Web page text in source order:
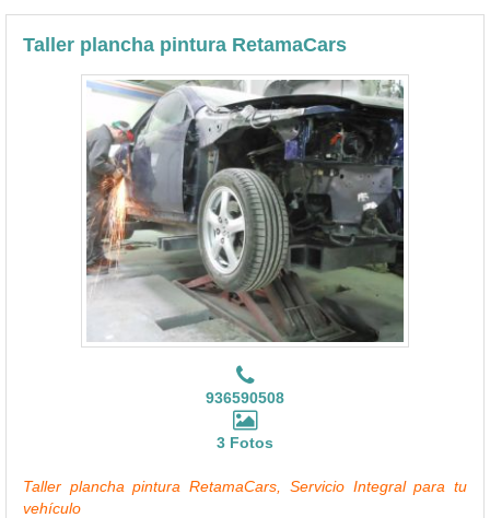
Taller plancha pintura RetamaCars
936590508
3 Fotos
Taller plancha pintura RetamaCars, Servicio Integral para tu
vehículo